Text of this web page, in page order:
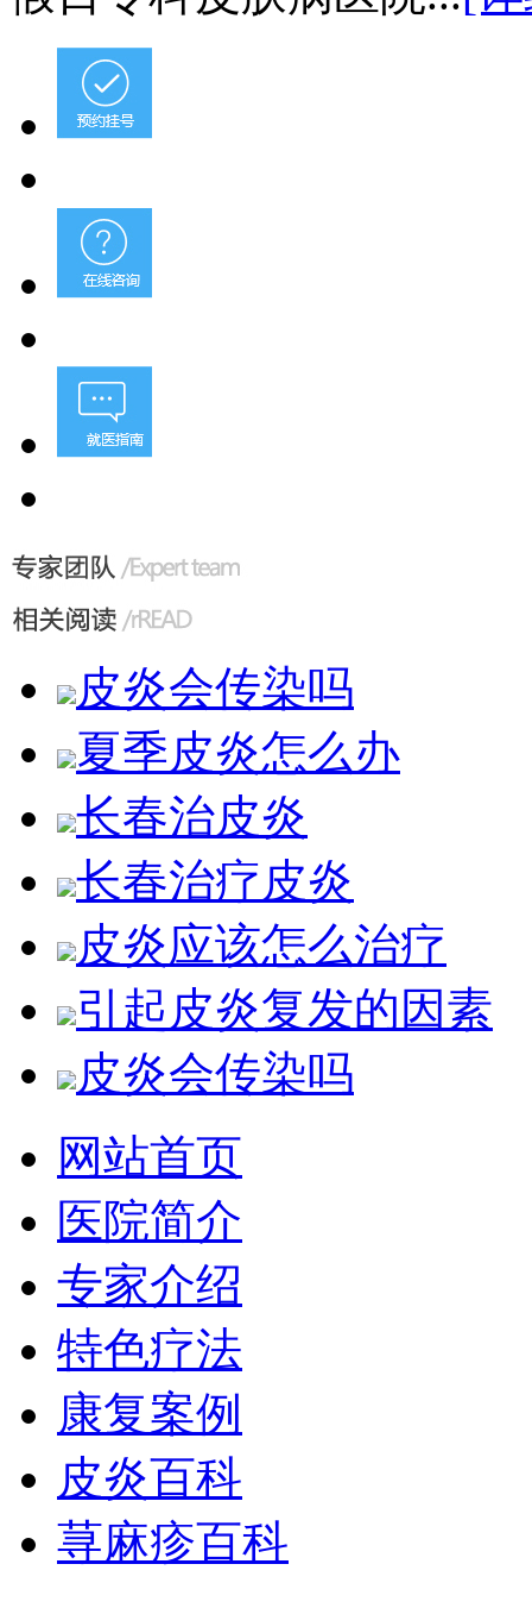
皮炎会传染吗
夏季皮炎怎么办
长春治皮炎
长春治疗皮炎
皮炎应该怎么治疗
引起皮炎复发的因素
皮炎会传染吗
网站首页
医院简介
专家介绍
特色疗法
康复案例
皮炎百科
荨麻疹百科